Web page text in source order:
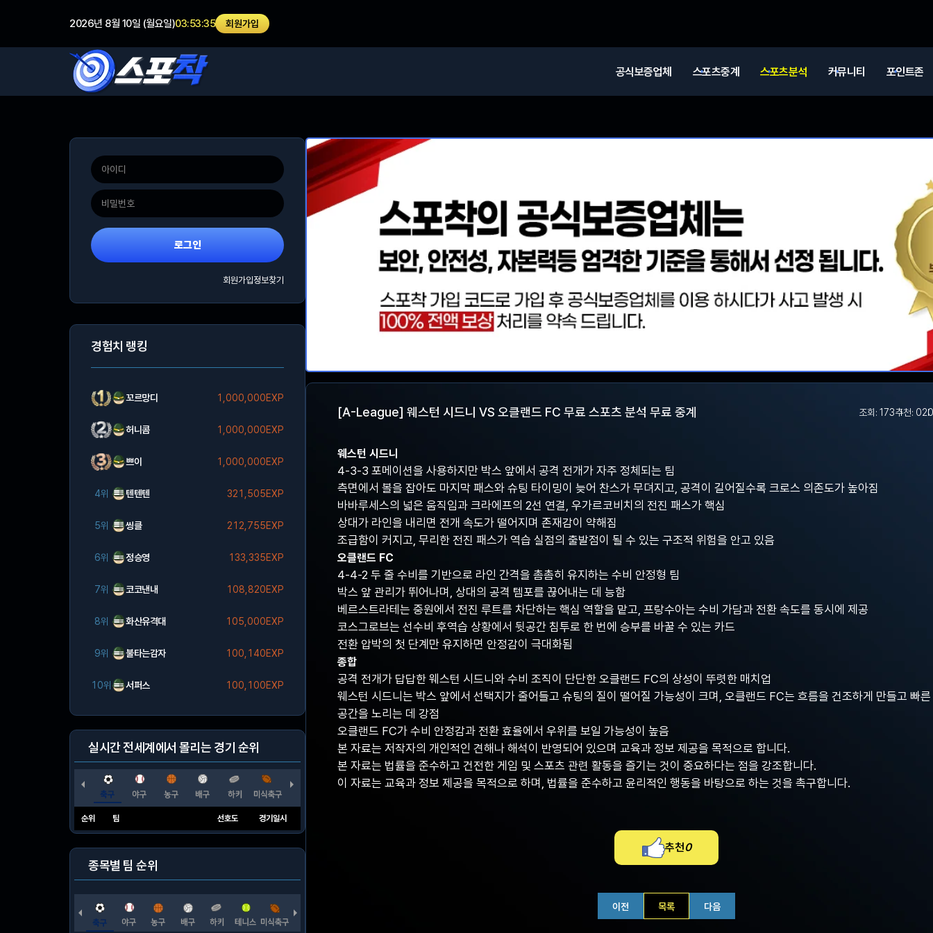
2026년 8월 10일 (월요일)03:53:35 회원가입
공식보증업체 스포츠중계 스포츠분석 커뮤니티 포인트존
로그인
회원가입정보찾기
경험치 랭킹
꼬르망디 1,000,000EXP
허니콤 1,000,000EXP
쁘이 1,000,000EXP
4위 텐텐텐 321,505EXP
5위 씽클 212,755EXP
6위 정승영 133,335EXP
7위 코코낸내 108,820EXP
8위 화산유격대 105,000EXP
9위 불타는감자 100,140EXP
10위 서퍼스 100,100EXP
실시간 전세계에서 몰리는 경기 순위
순위 팀 선호도 경기일시
종목별 팀 순위
[A-League] 웨스턴 시드니 VS 오클랜드 FC 무료 스포츠 분석 무료 중계 조회: 173추천: 0
웨스턴 시드니
4-3-3 포메이션을 사용하지만 박스 앞에서 공격 전개가 자주 정체되는 팀
측면에서 볼을 잡아도 마지막 패스와 슈팅 타이밍이 늦어 찬스가 무뎌지고, 공격이 길어질수록 크로스 의존도가 높아짐
바바루세스의 넓은 움직임과 크라에프의 2선 연결, 우가르코비치의 전진 패스가 핵심
상대가 라인을 내리면 전개 속도가 떨어지며 존재감이 약해짐
조급함이 커지고, 무리한 전진 패스가 역습 실점의 출발점이 될 수 있는 구조적 위험을 안고 있음
오클랜드 FC
4-4-2 두 줄 수비를 기반으로 라인 간격을 촘촘히 유지하는 수비 안정형 팀
박스 앞 관리가 뛰어나며, 상대의 공격 템포를 끊어내는 데 능함
베르스트라테는 중원에서 전진 루트를 차단하는 핵심 역할을 맡고, 프랑수아는 수비 가담과 전환 속도를 동시에 제공
코스그로브는 선수비 후역습 상황에서 뒷공간 침투로 한 번에 승부를 바꿀 수 있는 카드
전환 압박의 첫 단계만 유지하면 안정감이 극대화됨
종합
공격 전개가 답답한 웨스턴 시드니와 수비 조직이 단단한 오클랜드 FC의 상성이 뚜렷한 매치업
웨스턴 시드니는 박스 앞에서 선택지가 줄어들고 슈팅의 질이 떨어질 가능성이 크며, 오클랜드 FC는 흐름을 건조하게 만들고 빠
공간을 노리는 데 강점
오클랜드 FC가 수비 안정감과 전환 효율에서 우위를 보일 가능성이 높음
본 자료는 저작자의 개인적인 견해나 해석이 반영되어 있으며 교육과 정보 제공을 목적으로 합니다.
본 자료는 법률을 준수하고 건전한 게임 및 스포츠 관련 활동을 즐기는 것이 중요하다는 점을 강조합니다.
이 자료는 교육과 정보 제공을 목적으로 하며, 법률을 준수하고 윤리적인 행동을 바탕으로 하는 것을 촉구합니다.
추천0
이전 목록 다음